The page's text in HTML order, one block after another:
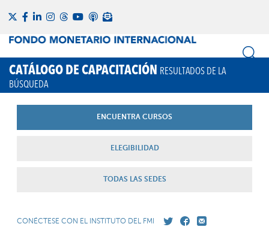
CATÁLOGO DE CAPACITACIÓN RESULTADOS DE LA
BÚSQUEDA
ENCUENTRA CURSOS
ELEGIBILIDAD
TODAS LAS SEDES
CONÉCTESE CON EL INSTITUTO DEL FMI